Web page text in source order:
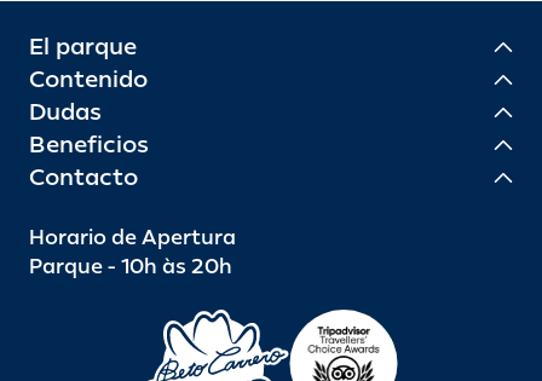
El parque
Contenido
Dudas
Beneficios
Contacto
Horario de Apertura
Parque - 10h às 20h